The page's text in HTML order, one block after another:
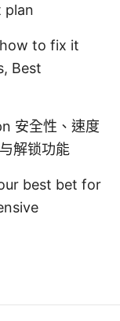
plan
to fix it
Best
安全性、速度
解锁功能
best bet for